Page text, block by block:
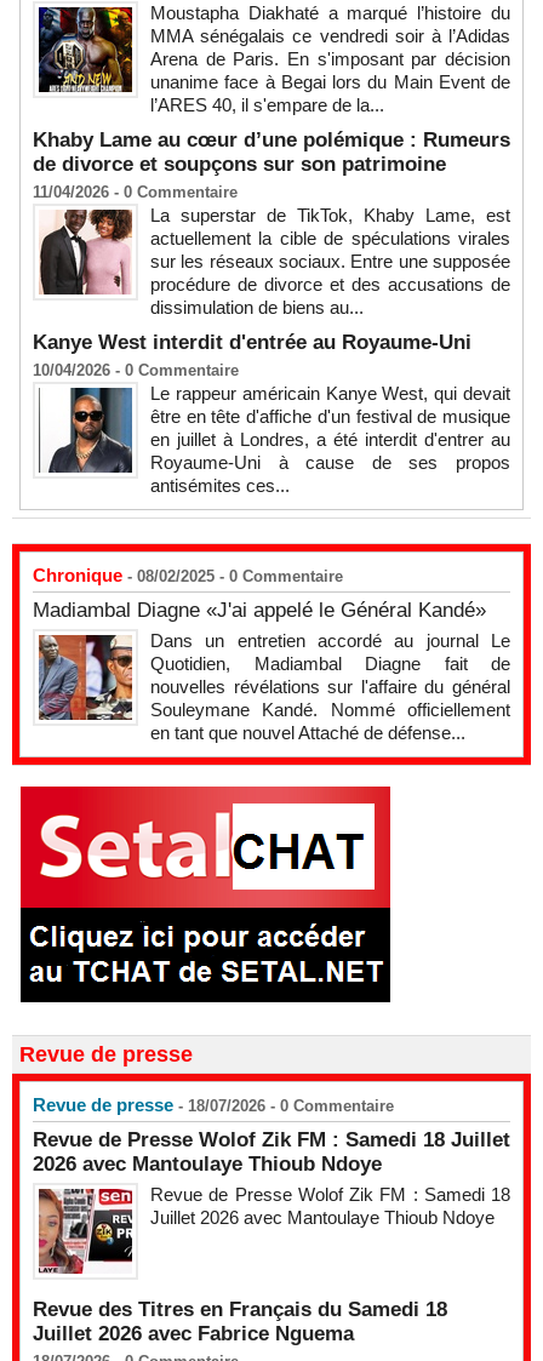
Moustapha Diakhaté a marqué l’histoire du
MMA sénégalais ce vendredi soir à l’Adidas
Arena de Paris. En s'imposant par décision
unanime face à Begai lors du Main Event de
l’ARES 40, il s'empare de la...
Khaby Lame au cœur d’une polémique : Rumeurs
de divorce et soupçons sur son patrimoine
11/04/2026 - 0 Commentaire
La superstar de TikTok, Khaby Lame, est
actuellement la cible de spéculations virales
sur les réseaux sociaux. Entre une supposée
procédure de divorce et des accusations de
dissimulation de biens au...
Kanye West interdit d'entrée au Royaume-Uni
10/04/2026 - 0 Commentaire
Le rappeur américain Kanye West, qui devait
être en tête d'affiche d'un festival de musique
en juillet à Londres, a été interdit d'entrer au
Royaume-Uni à cause de ses propos
antisémites ces...
Chronique - 08/02/2025 - 0 Commentaire
Madiambal Diagne «J'ai appelé le Général Kandé»
Dans un entretien accordé au journal Le
Quotidien, Madiambal Diagne fait de
nouvelles révélations sur l'affaire du général
Souleymane Kandé. Nommé officiellement
en tant que nouvel Attaché de défense...
Revue de presse
Revue de presse - 18/07/2026 - 0 Commentaire
Revue de Presse Wolof Zik FM : Samedi 18 Juillet
2026 avec Mantoulaye Thioub Ndoye
Revue de Presse Wolof Zik FM : Samedi 18
Juillet 2026 avec Mantoulaye Thioub Ndoye
Revue des Titres en Français du Samedi 18
Juillet 2026 avec Fabrice Nguema